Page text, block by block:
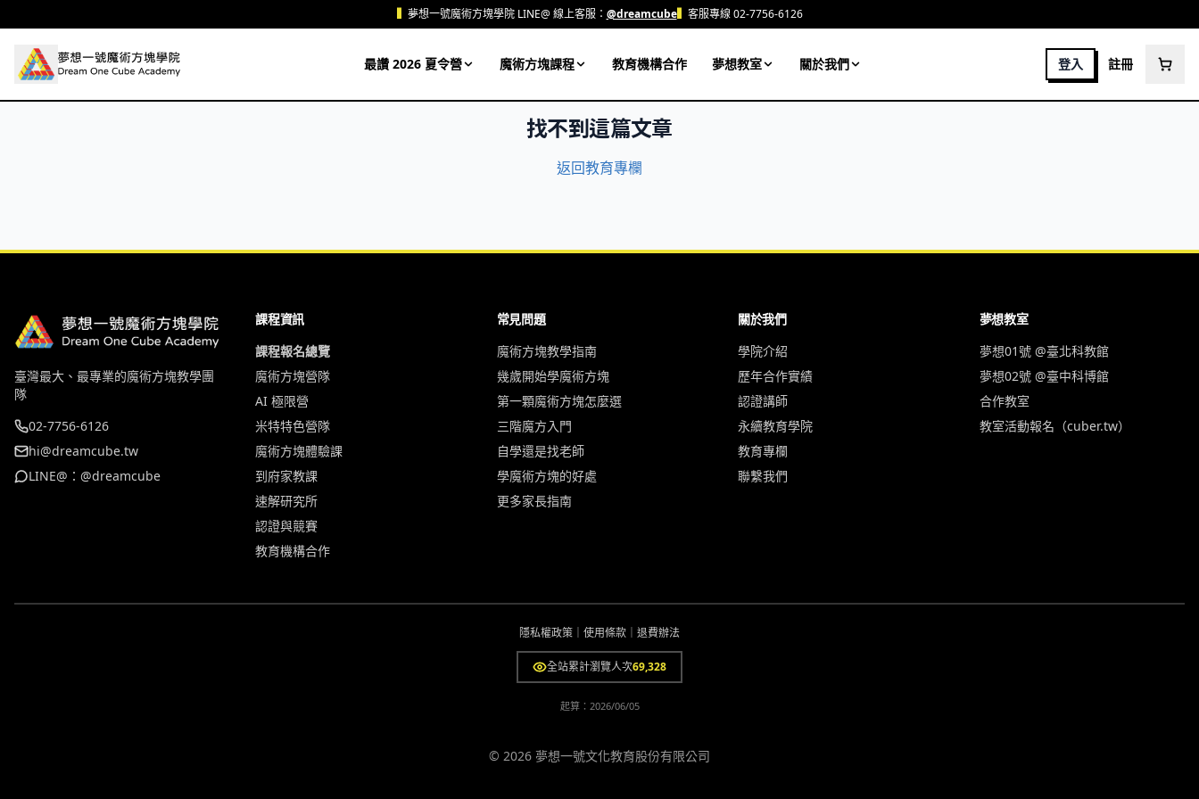
夢想一號魔術方塊學院 LINE@ 線上客服： @dreamcube▍ 客服專線 02-7756-6126
最讚 2026 夏令營 魔術方塊課程 教育機構合作 夢想教室 關於我們 登入 註冊
找不到這篇文章
返回教育專欄
臺灣最大、最專業的魔術方塊教學團
隊
02-7756-6126
hi@dreamcube.tw
LINE@：@dreamcube
課程資訊
課程報名總覽
魔術方塊營隊
AI 極限營
米特特色營隊
魔術方塊體驗課
到府家教課
速解研究所
認證與競賽
教育機構合作
常見問題
魔術方塊教學指南
幾歲開始學魔術方塊
第一顆魔術方塊怎麼選
三階魔方入門
自學還是找老師
學魔術方塊的好處
更多家長指南
關於我們
學院介紹
歷年合作實績
認證講師
永續教育學院
教育專欄
聯繫我們
夢想教室
夢想01號 @臺北科教館
夢想02號 @臺中科博館
合作教室
教室活動報名（cuber.tw）
隱私權政策 使用條款 退費辦法
全站累計瀏覽人次69,328
起算： 2026/06/05
© 2026 夢想一號文化教育股份有限公司